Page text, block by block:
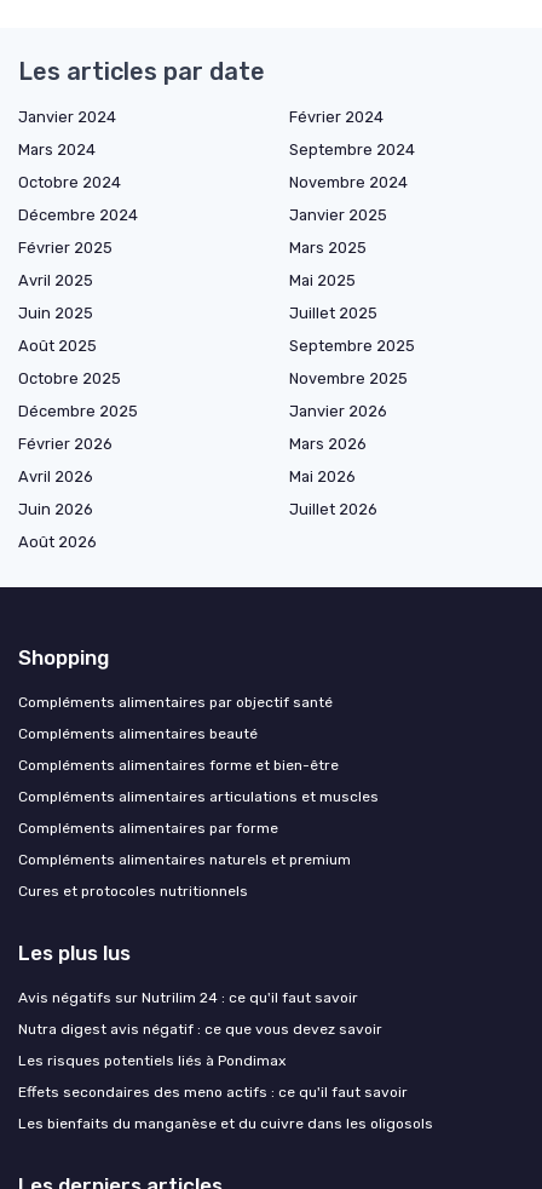
Les articles par date
Janvier 2024
Février 2024
Mars 2024
Septembre 2024
Octobre 2024
Novembre 2024
Décembre 2024
Janvier 2025
Février 2025
Mars 2025
Avril 2025
Mai 2025
Juin 2025
Juillet 2025
Août 2025
Septembre 2025
Octobre 2025
Novembre 2025
Décembre 2025
Janvier 2026
Février 2026
Mars 2026
Avril 2026
Mai 2026
Juin 2026
Juillet 2026
Août 2026
Shopping
Compléments alimentaires par objectif santé
Compléments alimentaires beauté
Compléments alimentaires forme et bien-être
Compléments alimentaires articulations et muscles
Compléments alimentaires par forme
Compléments alimentaires naturels et premium
Cures et protocoles nutritionnels
Les plus lus
Avis négatifs sur Nutrilim 24 : ce qu'il faut savoir
Nutra digest avis négatif : ce que vous devez savoir
Les risques potentiels liés à Pondimax
Effets secondaires des meno actifs : ce qu'il faut savoir
Les bienfaits du manganèse et du cuivre dans les oligosols